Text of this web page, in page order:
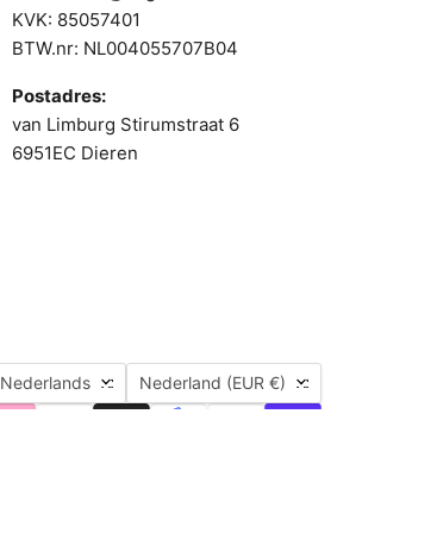
KVK: 85057401
BTW.nr: NL004055707B04
Postadres:
van Limburg Stirumstraat 6
6951EC Dieren
Taal
Nederlands Land
Nederland (EUR €)